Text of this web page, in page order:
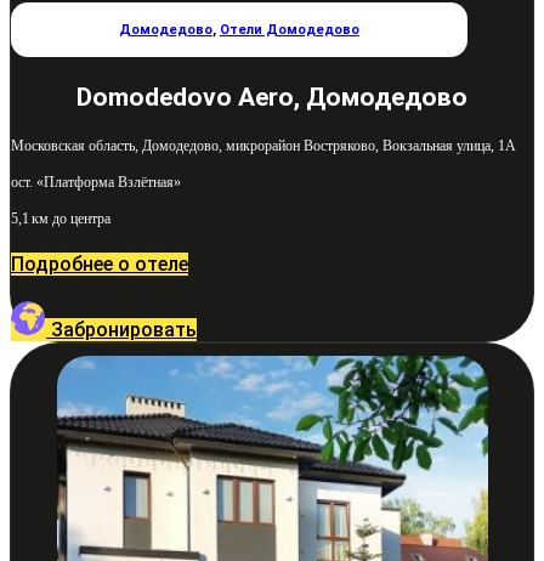
Домодедово, Отели Домодедово
Domodedovo Aero, Домодедово
Московская область, Домодедово, микрорайон Востряково, Вокзальная улица, 1А
ост. «Платформа Взлётная»
5,1 км до центра
Подробнее о отеле
Забронировать